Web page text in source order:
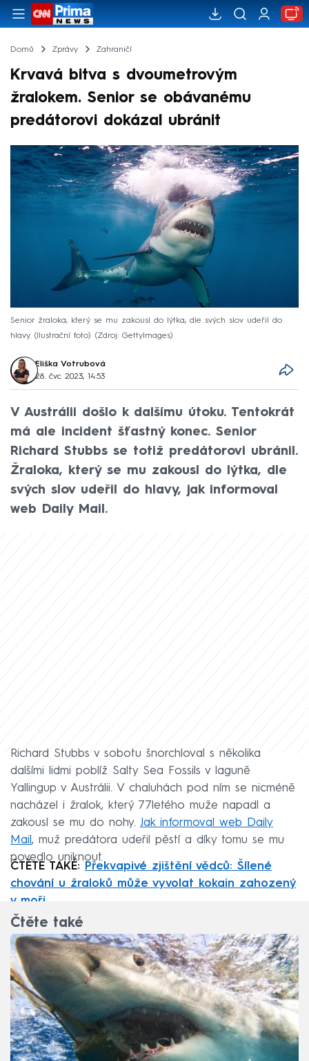
Domů Zprávy Zahraničí
Krvavá bitva s dvoumetrovým
žralokem. Senior se obávanému
predátorovi dokázal ubránit
Senior žraloka, který se mu zakousl do lýtka, dle svých slov udeřil do
hlavy. (Ilustrační foto)
Zdroj: GettyImages
Eliška Votrubová
28. čvc 2023, 14:53
V Austrálii došlo k dalšímu útoku. Tentokrát
má ale incident šťastný konec. Senior
Richard Stubbs se totiž predátorovi ubránil.
Žraloka, který se mu zakousl do lýtka, dle
svých slov udeřil do hlavy, jak informoval
web Daily Mail.
Richard Stubbs v sobotu šnorchloval s několika
dalšími lidmi poblíž Salty Sea Fossils v laguně
Yallingup v Austrálii. V chaluhách pod ním se nicméně
nacházel i žralok, který 77letého muže napadl a
zakousl se mu do nohy. Jak informoval web Daily
Mail , muž predátora udeřil pěstí a díky tomu se mu
povedlo uniknout.
ČTĚTE TAKÉ:
Překvapivé zjištění vědců: Šílené
chování u žraloků může vyvolat kokain zahozený
v moři
Čtěte také